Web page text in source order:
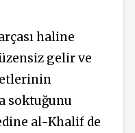
haline
gelir ve
soktuğunu
al-Khalif de